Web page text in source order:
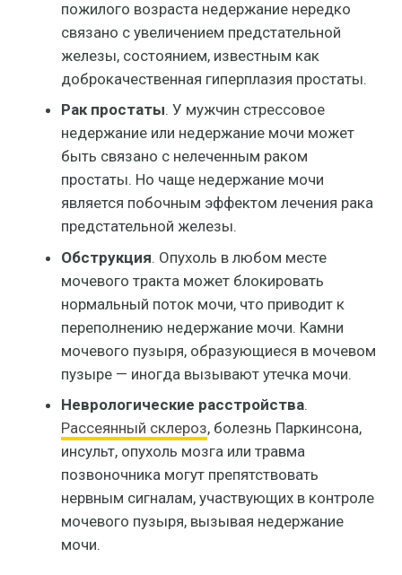
пожилого возраста недержание нередко
связано с увеличением предстательной
железы, состоянием, известным как
доброкачественная гиперплазия простаты.
Рак простаты. У мужчин стрессовое
недержание или недержание мочи может
быть связано с нелеченным раком
простаты. Но чаще недержание мочи
является побочным эффектом лечения рака
предстательной железы.
Обструкция. Опухоль в любом месте
мочевого тракта может блокировать
нормальный поток мочи, что приводит к
переполнению недержание мочи. Камни
мочевого пузыря, образующиеся в мочевом
пузыре — иногда вызывают утечка мочи.
Неврологические расстройства.
Рассеянный склероз, болезнь Паркинсона,
инсульт, опухоль мозга или травма
позвоночника могут препятствовать
нервным сигналам, участвующих в контроле
мочевого пузыря, вызывая недержание
мочи.